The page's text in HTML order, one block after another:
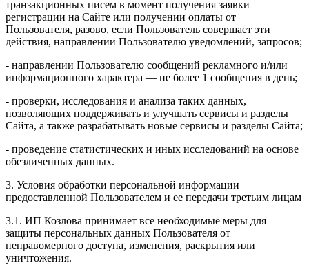
транзакционных писем в момент получения заявки
регистрации на Сайте или получении оплаты от
Пользователя, разово, если Пользователь совершает эти
действия, направлении Пользователю уведомлений, запросов;
- направлении Пользователю сообщений рекламного и/или
информационного характера — не более 1 сообщения в день;
- проверки, исследования и анализа таких данных,
позволяющих поддерживать и улучшать сервисы и разделы
Сайта, а также разрабатывать новые сервисы и разделы Сайта;
- проведение статистических и иных исследований на основе
обезличенных данных.
3. Условия обработки персональной информации
предоставленной Пользователем и ее передачи третьим лицам
3.1. ИП Козлова принимает все необходимые меры для
защиты персональных данных Пользователя от
неправомерного доступа, изменения, раскрытия или
уничтожения.